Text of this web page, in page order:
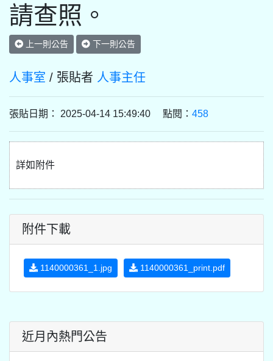
請查照。
上一則公告 下一則公告
人事室 / 張貼者 人事主任
張貼日期： 2025-04-14 15:49:40 點閱： 458
詳如附件
附件下載
1140000361_1.jpg 1140000361_print.pdf
近月內熱門公告